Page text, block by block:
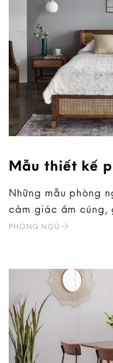
Mẫu thiết kế
Những mẫu phòng
cảm giác ấm cúng,
PHÒNG NGỦ